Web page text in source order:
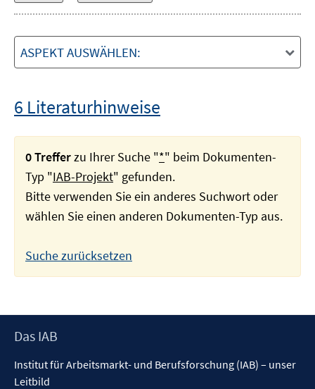
ASPEKT AUSWÄHLEN:
6 Literaturhinweise
0 Trefferzu Ihrer Suche "*" beim Dokumenten-
Typ "IAB-Projekt" gefunden.
Bitte verwenden Sie ein anderes Suchwort oder
wählen Sie einen anderen Dokumenten-Typ aus.
Suche zurücksetzen
Footer
Das IAB
Institut für Arbeitsmarkt- und Berufsforschung (IAB) – unser
Leitbild